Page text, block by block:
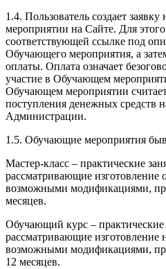
1.4. Пользователь создает
мероприятии на Сайте. Для
соответствующей ссылке под
Обучающего мероприятия, а
оплаты. Оплата означает
участие в Обучающем
Обучающем мероприятии
поступления денежных средств
Администрации.
1.5. Обучающие мероприятия
Мастер-класс – практические
рассматривающие изготовление
возможными модификациями,
месяцев.
Обучающий курс –
рассматривающие изготовление
возможными модификациями,
12 месяцев.